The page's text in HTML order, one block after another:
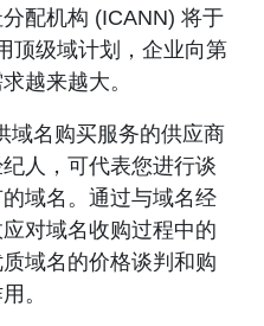
配机构 (ICANN) 将于
顶级域计划，企业向第
越来越大。
域名购买服务的供应商
人，可代表您进行谈
域名。通过与域名经
对域名收购过程中的
域名的价格谈判和购
。